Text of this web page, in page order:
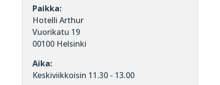
Paikka:
Hotelli Arthur
Vuorikatu 19
00100 Helsinki
Aika:
Keskiviikkoisin 11.30 - 13.00